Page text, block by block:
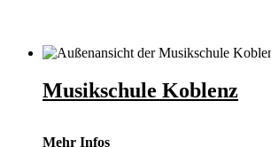
Musikschule Koblenz
Mehr Infos